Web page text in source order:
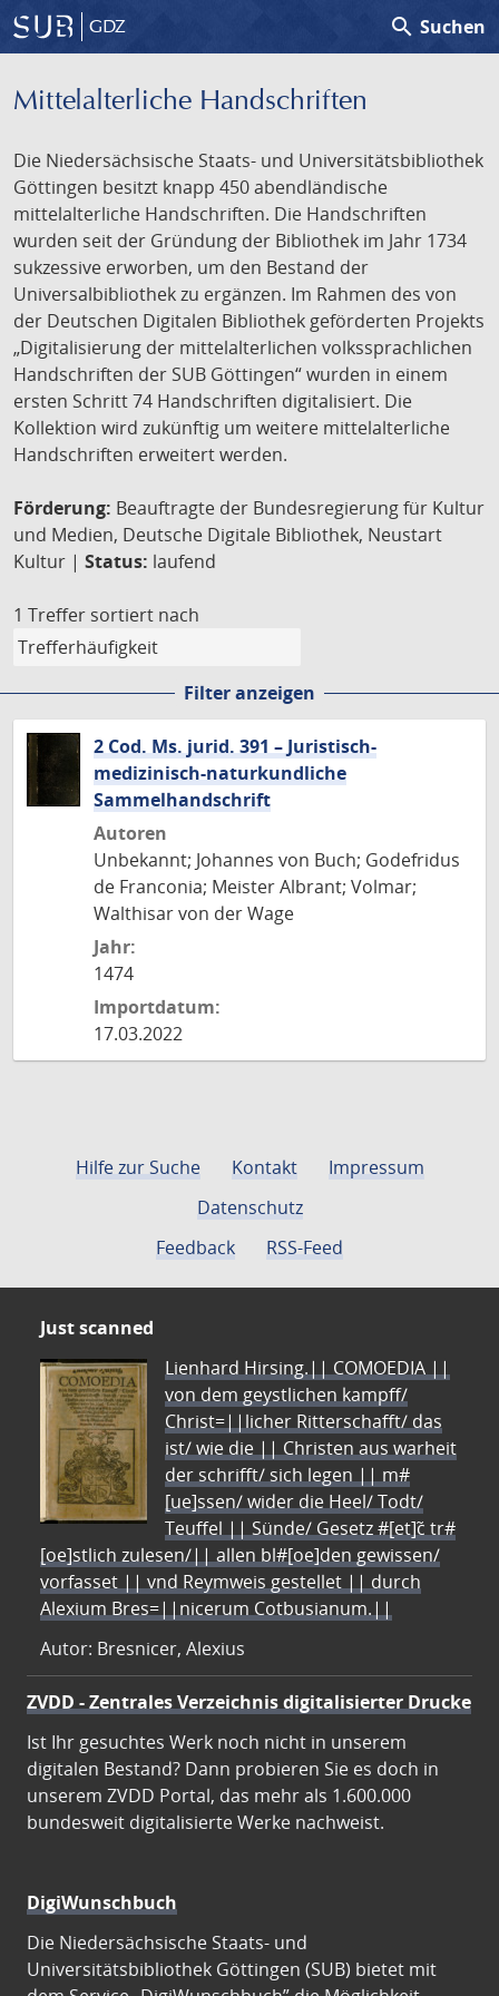
GDZ search Suchen
Mittelalterliche Handschriften
Die Niedersächsische Staats- und Universitätsbibliothek
Göttingen besitzt knapp 450 abendländische
mittelalterliche Handschriften. Die Handschriften
wurden seit der Gründung der Bibliothek im Jahr 1734
sukzessive erworben, um den Bestand der
Universalbibliothek zu ergänzen. Im Rahmen des von
der Deutschen Digitalen Bibliothek geförderten Projekts
„Digitalisierung der mittelalterlichen volkssprachlichen
Handschriften der SUB Göttingen“ wurden in einem
ersten Schritt 74 Handschriften digitalisiert. Die
Kollektion wird zukünftig um weitere mittelalterliche
Handschriften erweitert werden.
Förderung: Beauftragte der Bundesregierung für Kultur
und Medien, Deutsche Digitale Bibliothek, Neustart
Kultur | Status: laufend
1 Treffer sortiert nach
Filter anzeigen
2 Cod. Ms. jurid. 391 – Juristisch-
medizinisch-naturkundliche
Sammelhandschrift
Autoren
Unbekannt; Johannes von Buch; Godefridus
de Franconia; Meister Albrant; Volmar;
Walthisar von der Wage
Jahr:
1474
Importdatum:
17.03.2022
Hilfe zur Suche Kontakt
Impressum
Datenschutz
Feedback
RSS-Feed
Just scanned
Lienhard Hirsing.|| COMOEDIA ||
von dem geystlichen kampff/
Christ=||licher Ritterschafft/ das
ist/ wie die || Christen aus warheit
der schrifft/ sich legen || m#
[ue]ssen/ wider die Heel/ Todt/
Teuffel || Sünde/ Gesetz #[et]c̃ tr#
[oe]stlich zulesen/|| allen bl#[oe]den gewissen/
vorfasset || vnd Reymweis gestellet || durch
Alexium Bres=||nicerum Cotbusianum.||
Autor: Bresnicer, Alexius
ZVDD - Zentrales Verzeichnis digitalisierter Drucke
Ist Ihr gesuchtes Werk noch nicht in unserem
digitalen Bestand? Dann probieren Sie es doch in
unserem ZVDD Portal, das mehr als 1.600.000
bundesweit digitalisierte Werke nachweist.
DigiWunschbuch
Die Niedersächsische Staats- und
Universitätsbibliothek Göttingen (SUB) bietet mit